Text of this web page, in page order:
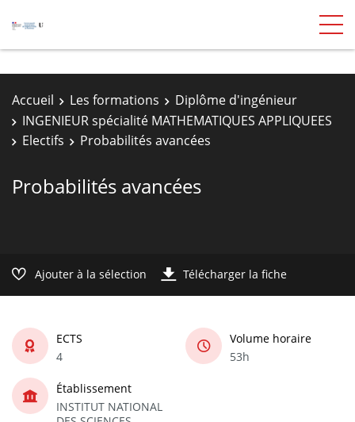
Accueil Les formations
Diplôme d'ingénieur
INGENIEUR spécialité MATHEMATIQUES APPLIQUEES
Electifs
Probabilités avancées
Probabilités avancées
Ajouter à la sélection Télécharger la fiche
ECTS
4
Volume horaire
53h
Établissement
INSTITUT NATIONAL